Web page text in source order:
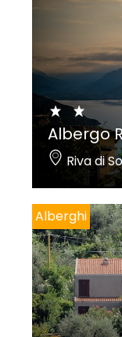
Albergo
Riva di
Alberghi